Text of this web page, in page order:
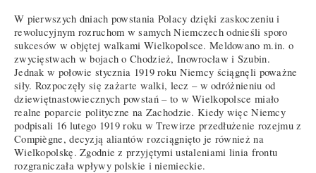
W pierwszych dniach powstania Polacy dzięki zaskoczeniu i
rewolucyjnym rozruchom w samych Niemczech odnieśli sporo
sukcesów w objętej walkami Wielkopolsce. Meldowano m.in. o
zwycięstwach w bojach o Chodzież, Inowrocław i Szubin.
Jednak w połowie stycznia 1919 roku Niemcy ściągnęli poważne
siły. Rozpoczęły się zażarte walki, lecz – w odróżnieniu od
dziewiętnastowiecznych powstań – to w Wielkopolsce miało
realne poparcie polityczne na Zachodzie. Kiedy więc Niemcy
podpisali 16 lutego 1919 roku w Trewirze przedłużenie rozejmu z
Compiègne, decyzją aliantów rozciągnięto je również na
Wielkopolskę. Zgodnie z przyjętymi ustaleniami linia frontu
rozgraniczała wpływy polskie i niemieckie.